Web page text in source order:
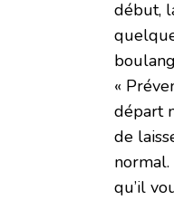
début,
«
départ
de
qu’il